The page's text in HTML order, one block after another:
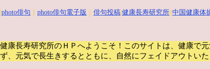
photo俳句 photo俳句電子版 俳句投稿 健康長寿研究所 中国健康体
健康長寿研究所のＨＰへようこそ！このサイトは、健康で
ず、元気で長生きするとともに、自然にフェイドアウトいた